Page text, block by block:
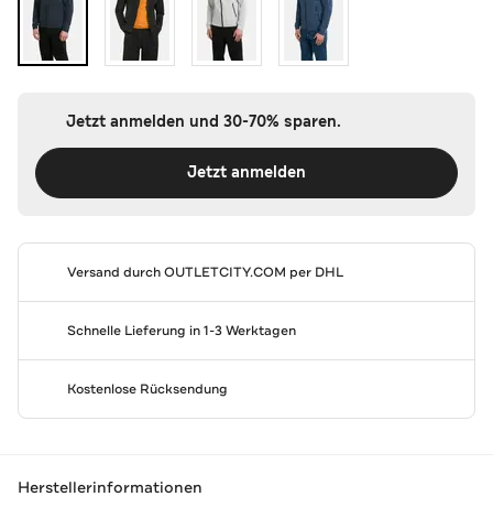
Jetzt anmelden und 30-70% sparen.
Jetzt anmelden
Versand durchOUTLETCITY.COM per DHL
Schnelle Lieferung in 1-3 Werktagen
Kostenlose Rücksendung
Herstellerinformationen